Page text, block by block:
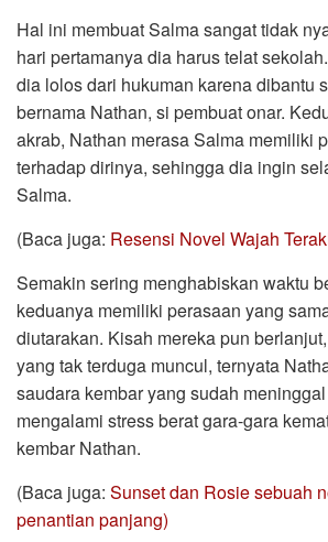
Hal ini membuat Salma sangat tidak
hari pertamanya dia harus telat
dia lolos dari hukuman karena dibantu
bernama Nathan, si pembuat onar.
akrab, Nathan merasa Salma memiliki
terhadap dirinya, sehingga dia ingin
Salma.
(Baca juga: Resensi Novel Wajah
Semakin sering menghabiskan waktu
keduanya memiliki perasaan yang
diutarakan. Kisah mereka pun
yang tak terduga muncul, ternyata
saudara kembar yang sudah
mengalami stress berat gara-gara
kembar Nathan.
(Baca juga: Sunset dan Rosie sebuah
penantian panjang)